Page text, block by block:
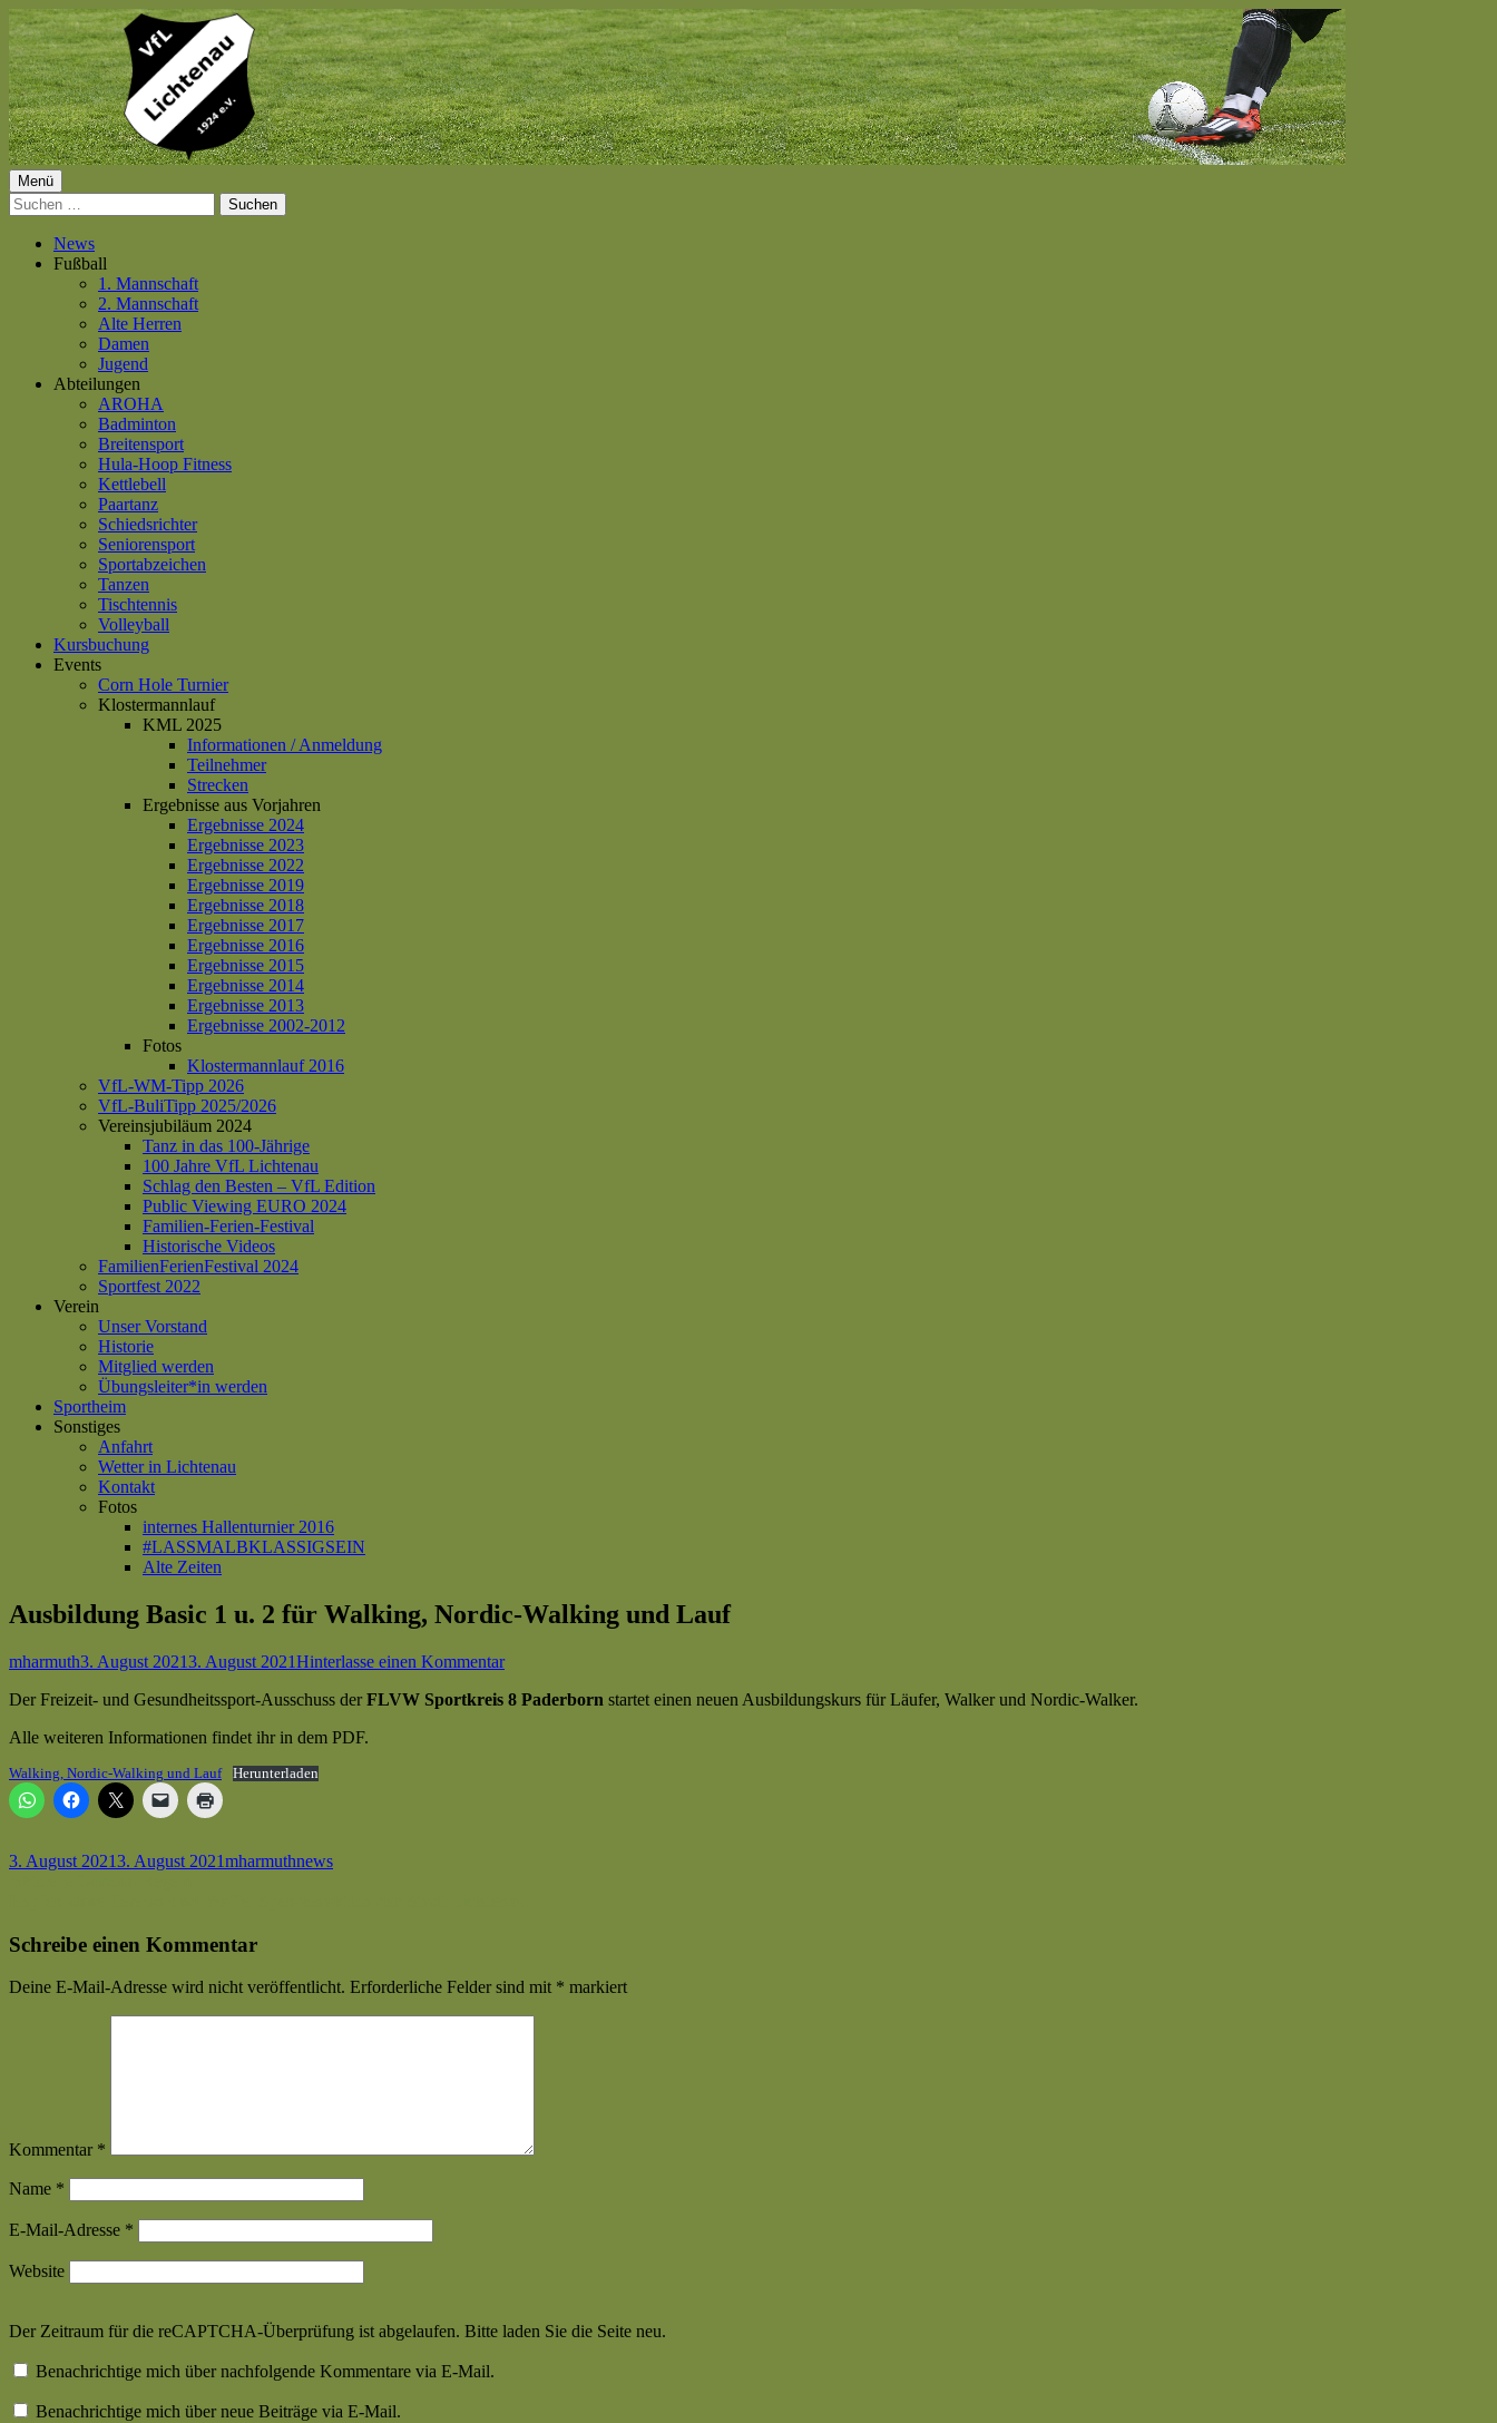
Springe
zum
Inhalt
VfL Lichtenau 1924 e.V.
Primäres
Menü
Menü
Suchen
nach:
News
Fußball
1. Mannschaft
2. Mannschaft
Alte Herren
Damen
Jugend
Abteilungen
AROHA
Badminton
Breitensport
Hula-Hoop Fitness
Kettlebell
Paartanz
Schiedsrichter
Seniorensport
Sportabzeichen
Tanzen
Tischtennis
Volleyball
Kursbuchung
Events
Corn Hole Turnier
Klostermannlauf
KML 2025
Informationen / Anmeldung
Teilnehmer
Strecken
Ergebnisse aus Vorjahren
Ergebnisse 2024
Ergebnisse 2023
Ergebnisse 2022
Ergebnisse 2019
Ergebnisse 2018
Ergebnisse 2017
Ergebnisse 2016
Ergebnisse 2015
Ergebnisse 2014
Ergebnisse 2013
Ergebnisse 2002-2012
Fotos
Klostermannlauf 2016
VfL-WM-Tipp 2026
VfL-BuliTipp 2025/2026
Vereinsjubiläum 2024
Tanz in das 100-Jährige
100 Jahre VfL Lichtenau
Schlag den Besten – VfL Edition
Public Viewing EURO 2024
Familien-Ferien-Festival
Historische Videos
FamilienFerienFestival 2024
Sportfest 2022
Verein
Unser Vorstand
Historie
Mitglied werden
Übungsleiter*in werden
Sportheim
Sonstiges
Anfahrt
Wetter in Lichtenau
Kontakt
Fotos
internes Hallenturnier 2016
#LASSMALBKLASSIGSEIN
Alte Zeiten
Ausbildung Basic 1 u. 2 für Walking, Nordic-Walking und Lauf
Autor
mharmuthVeröffentlicht
3. August 20213. August 2021Hinterlasse einen Kommentarzu
Basic
Der Freizeit- und Gesundheitssport-Ausschuss derFLVW Sportkreis 8 Paderborn startet einen neuen Ausbildungskurs für Läufer, Walker und Nordic-Walker.
Alle weiteren Informationen findet ihr in dem PDF.
Walking, Nordic-Walking und Lauf Herunterladen
Veröffentlicht
3. August 20213. August 2021Autor
mharmuthKategorien
news
Schreibe einen Kommentar
Deine E-Mail-Adresse wird nicht veröffentlicht. Erforderliche Felder sind mit * markiert
Kommentar *
Name *
E-Mail-Adresse *
Website
Der Zeitraum für die reCAPTCHA-Überprüfung ist abgelaufen. Bitte laden Sie die Seite neu.
Benachrichtige mich über nachfolgende Kommentare via E-Mail.
Benachrichtige mich über neue Beiträge via E-Mail.